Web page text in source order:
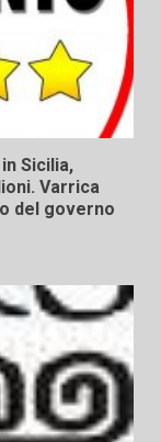
Sicilia,
Varrica
del governo